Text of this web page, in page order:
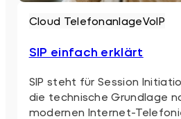
Cloud TelefonanlageVoIP
SIP einfach erklärt
SIP steht für Session
die technische Grundlage
modernen Internet-